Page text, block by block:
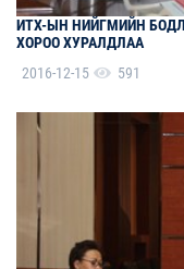
ИТХ-ЫН НИЙГМИЙН
ХОРОО ХУРАЛДЛАА
2016-12-15
591